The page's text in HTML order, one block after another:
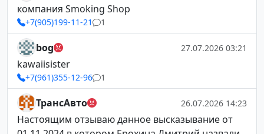
компания Smoking Shop
+7(905)199-11-21 1
bog 27.07.2026 03:21
kawaiisister
+7(961)355-12-96 1
ТрансАвто 26.07.2026 14:23
Настоящим отзываю данное высказывание от